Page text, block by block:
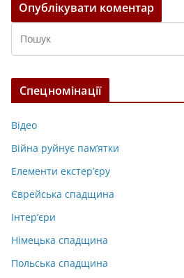
Спецномінації
Відео
Війна руйнує пам’ятки
Елементи екстер’єру
Єврейська спадщина
Інтер’єри
Німецька спадщина
Польська спадщина